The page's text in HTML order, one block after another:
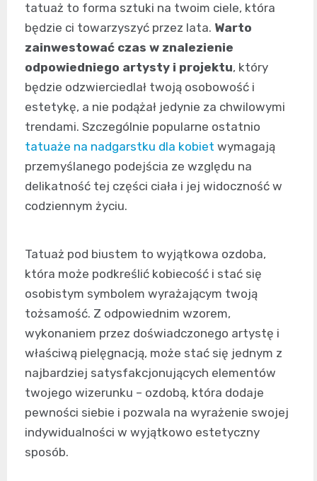
tatuaż to forma sztuki na twoim ciele, która
będzie ci towarzyszyć przez lata. Warto
zainwestować czas w znalezienie
odpowiedniego artysty i projektu, który
będzie odzwierciedlał twoją osobowość i
estetykę, a nie podążał jedynie za chwilowymi
trendami. Szczególnie popularne ostatnio
tatuaże na nadgarstku dla kobiet wymagają
przemyślanego podejścia ze względu na
delikatność tej części ciała i jej widoczność w
codziennym życiu.
Tatuaż pod biustem to wyjątkowa ozdoba,
która może podkreślić kobiecość i stać się
osobistym symbolem wyrażającym twoją
tożsamość. Z odpowiednim wzorem,
wykonaniem przez doświadczonego artystę i
właściwą pielęgnacją, może stać się jednym z
najbardziej satysfakcjonujących elementów
twojego wizerunku – ozdobą, która dodaje
pewności siebie i pozwala na wyrażenie swojej
indywidualności w wyjątkowo estetyczny
sposób.